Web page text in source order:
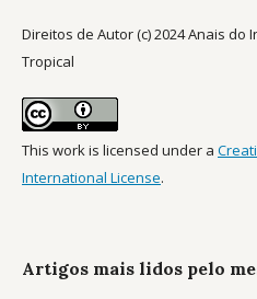
Direitos de Autor (c) 2024 Anais do
Tropical
This work is licensed under a
International License.
Artigos mais lidos pelo